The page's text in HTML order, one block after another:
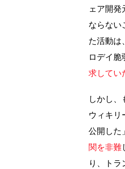
ェア開発
ならない
た活動は
ロデイ脆
求してい
しかし、
ウィキリ
公開した
関を非難
り、トラ